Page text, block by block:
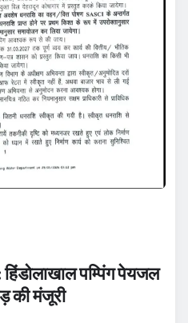
हिंडोलाखाल पम्पिंग पेयजल
की मंजूरी